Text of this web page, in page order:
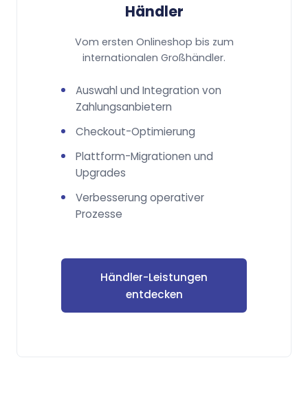
Händler
Vom ersten Onlineshop bis zum
internationalen Großhändler.
Auswahl und Integration von
Zahlungsanbietern
Checkout-Optimierung
Plattform-Migrationen und
Upgrades
Verbesserung operativer
Prozesse
Händler-Leistungen
entdecken